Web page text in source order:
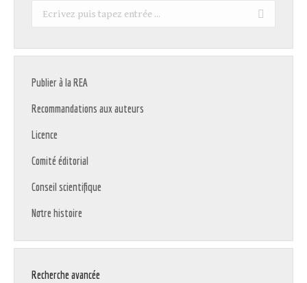
Recherche
Publier à la REA
Recommandations aux auteurs
Licence
Comité éditorial
Conseil scientifique
Notre histoire
Recherche avancée